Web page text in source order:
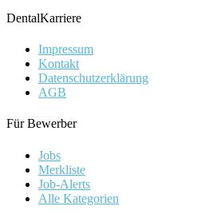
DentalKarriere
Impressum
Kontakt
Datenschutzerklärung
AGB
Für Bewerber
Jobs
Merkliste
Job-Alerts
Alle Kategorien